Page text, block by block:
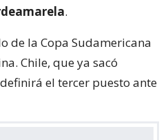
.
de la Copa Sudamericana
Chile, que ya sacó
el tercer puesto ante